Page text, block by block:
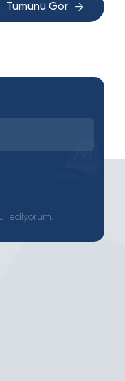
Tümünü Gör
ediyorum.